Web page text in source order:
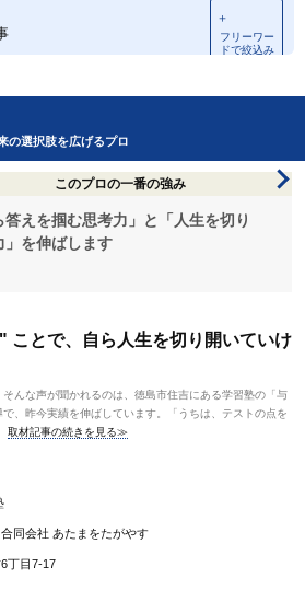
＋
フリーワー
ドで絞込み
の選択肢を広げるプロ
このプロの一番の強み
答えを掴む思考力」と「人生を切り
」を伸ばします
ことで、自ら人生を切り開いていけ
そんな声が聞かれるのは、徳島市住吉にある学習塾の「与
、昨今実績を伸ばしています。「うちは、テストの点を
取材記事の続きを見る≫
同会社 あたまをたがやす
丁目7-17